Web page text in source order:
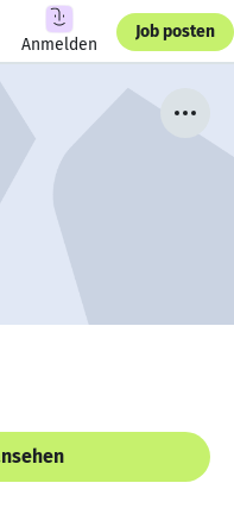
Anmelden
Job posten